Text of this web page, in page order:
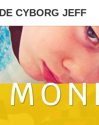
CYBORG JEFF